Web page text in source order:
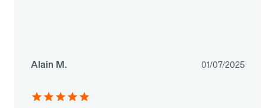
Alain M. 01/07/2025